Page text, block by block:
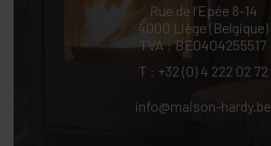
Rue de l’Epée 8-14
4000 Liège (Belgique)
TVA : BE0404255517
T : +32 (0) 4 222 02 72
info@maison-hardy.be